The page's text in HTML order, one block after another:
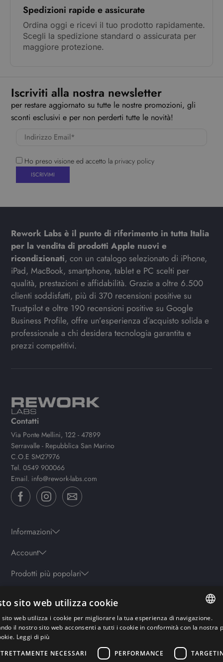
Spedizioni rapide e assicurate
Ordina oggi e ricevi il tuo prodotto rapidamente.
Scegli la spedizione standard o assicurata per
maggiore protezione.
Iscriviti alla nostra newsletter
per restare aggiornato su tutte le nostre promozioni, gli
sconti esclusivi e per non perderti tutte le novità!
Ho preso visione ed accetto la privacy policy
Rework Labs è il punto di riferimento in tutta Italia
per la vendita di prodotti Apple nuovi e
ricondizionati, con un catalogo selezionato di iPhone,
iPad, MacBook, smartphone, tablet e PC scelti per
qualità, prestazioni e affidabilità. Grazie a oltre 6.500
clienti soddisfatti, più di 370 recensioni positive su
Trustpilot e oltre 190 recensioni positive su Google
Business Profile, offre un’esperienza d’acquisto solida e
professionale a chi desidera tecnologia garantita e
prezzi competitivi.
Contatti
Via Ponte Mellini, 122 - 47899
Serravalle - Repubblica San Marino
C.O.E SM27976
Tel.0549 900066
Email. info@rework-labs.com
Informazioni
Account
Prodotti più popolari
Orari
Lun-ven: 9.30-19.30 - Sab: 10-13 | 15.30-19.30 - Domenica: chiuso
Pagamenti sicuri
ITALIAN
GERMAN
sito web utilizza cookie
sito web utilizza i cookie per migliorare la tua esperienza di navigazione.
il nostro sito web acconsenti a tutti i cookie in conformità con la nostra
Leggi di più
NECESSARI
PERFORMANCE